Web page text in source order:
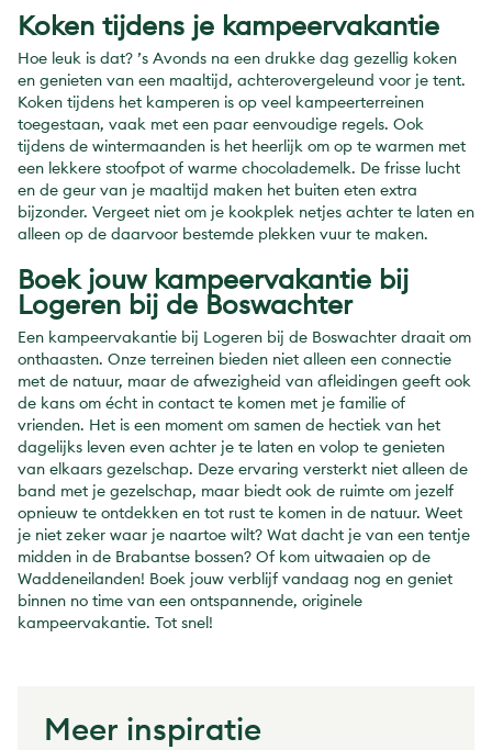
Koken tijdens je kampeervakantie
Hoe leuk is dat? ’s Avonds na een drukke dag gezellig koken
en genieten van een maaltijd, achterovergeleund voor je tent.
Koken tijdens het kamperen is op veel kampeerterreinen
toegestaan, vaak met een paar eenvoudige regels. Ook
tijdens de wintermaanden is het heerlijk om op te warmen met
een lekkere stoofpot of warme chocolademelk. De frisse lucht
en de geur van je maaltijd maken het buiten eten extra
bijzonder. Vergeet niet om je kookplek netjes achter te laten en
alleen op de daarvoor bestemde plekken vuur te maken.
Boek jouw kampeervakantie bij
Logeren bij de Boswachter
Een kampeervakantie bij Logeren bij de Boswachter draait om
onthaasten. Onze terreinen bieden niet alleen een connectie
met de natuur, maar de afwezigheid van afleidingen geeft ook
de kans om écht in contact te komen met je familie of
vrienden. Het is een moment om samen de hectiek van het
dagelijks leven even achter je te laten en volop te genieten
van elkaars gezelschap. Deze ervaring versterkt niet alleen de
band met je gezelschap, maar biedt ook de ruimte om jezelf
opnieuw te ontdekken en tot rust te komen in de natuur. Weet
je niet zeker waar je naartoe wilt? Wat dacht je van een tentje
midden in de Brabantse bossen? Of kom uitwaaien op de
Waddeneilanden! Boek jouw verblijf vandaag nog en geniet
binnen no time van een ontspannende, originele
kampeervakantie. Tot snel!
Meer inspiratie